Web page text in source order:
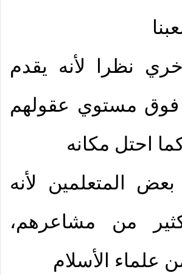
نظرا لأنه يقدم
فوق مستوي عقولهم
احتل مكانه
المتعلمين لأنه
من مشاعرهم،
علماء الأسلام